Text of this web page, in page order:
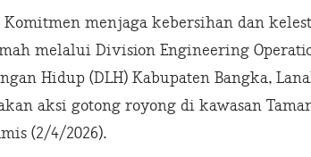
– Komitmen menjaga kebersihan dan
melalui Division Engineering
Hidup (DLH) Kabupaten Bangka,
aksi gotong royong di kawasan
(2/4/2026).